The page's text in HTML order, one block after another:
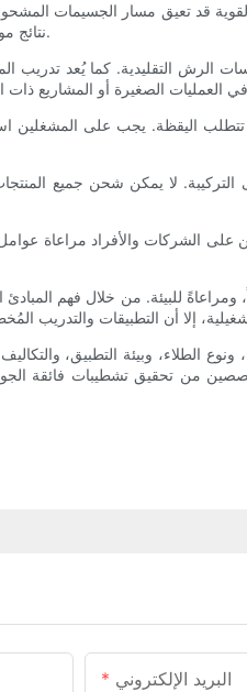
القوية قد تعيق مسار الجسيمات
نتائج موثوقة اتخاذ تدابير إضافية مثل غرف الرش المُحكمة أو تعديلات في شحنة الجسيمات ومعايير الرش.
الرش التقليدية. كما يُعد
اليقظة. يجب على المشغلين
التركيبة. لا يمكن شحن جميع
على الشركات والأفراد مراعاة
للبيئة. من خلال فهم
الطلاء، وبيئة التطبيق،
من تحقيق تشطيبات فائقة
البريد الإلكتروني